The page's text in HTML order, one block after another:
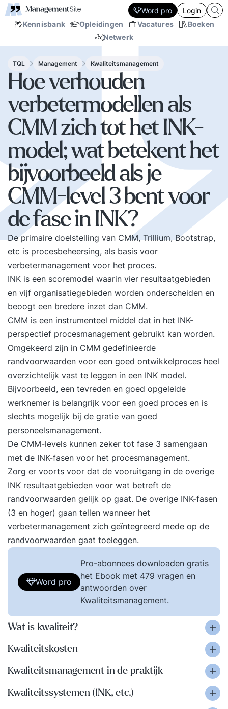
Kennisbank Opleidingen Vacatures
Boeken
Netwerk
Word pro Login
TQL Management Kwaliteitsmanagement
Hoe verhouden
verbetermodellen als
CMM zich tot het INK-
model; wat betekent het
bijvoorbeeld als je
CMM-level 3 bent voor
de fase in INK?
De primaire doelstelling van CMM, Trillium, Bootstrap,
etc is procesbeheersing, als basis voor
verbetermanagement voor het proces.
INK is een scoremodel waarin vier resultaatgebieden
en vijf organisatiegebieden worden onderscheiden en
beoogt een bredere inzet dan CMM.
CMM is een instrumenteel middel dat in het INK-
perspectief procesmanagement gebruikt kan worden.
Omgekeerd zijn in CMM gedefinieerde
randvoorwaarden voor een goed ontwikkelproces heel
overzichtelijk vast te leggen in een INK model.
Bijvoorbeeld, een tevreden en goed opgeleide
werknemer is belangrijk voor een goed proces en is
slechts mogelijk bij de gratie van goed
personeelsmanagement.
De CMM-levels kunnen zeker tot fase 3 samengaan
met de INK-fasen voor het procesmanagement.
Zorg er voorts voor dat de vooruitgang in de overige
INK resultaatgebieden voor wat betreft de
randvoorwaarden gelijk op gaat. De overige INK-fasen
(3 en hoger) gaan tellen wanneer het
verbetermanagement zich geïntegreerd mede op de
randvoorwaarden gaat toeleggen.
Word pro
Pro-abonnees downloaden gratis
het Ebook met 479 vragen en
antwoorden over
Kwaliteitsmanagement.
Wat is kwaliteit?
Kwaliteitskosten
Kwaliteitsmanagement in de praktijk
Kwaliteitssystemen (INK, etc.)